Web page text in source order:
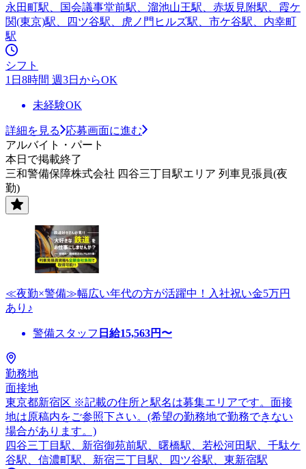
永田町駅、国会議事堂前駅、溜池山王駅、赤坂見附駅、霞ケ
関(東京)駅、四ツ谷駅、虎ノ門ヒルズ駅、市ケ谷駅、内幸町
駅
シフト
1日8時間 週3日からOK
未経験OK
詳細を見る
応募画面に進む
アルバイト・パート
本日で掲載終了
三和警備保障株式会社 四谷三丁目駅エリア 列車見張員(夜
勤)
≪夜勤×警備≫幅広い年代の方が活躍中！入社祝い金5万円
あり♪
警備スタッフ 日給15,563円〜
勤務地
面接地
東京都新宿区 ※記載の住所と駅名は募集エリアです。面接
地は原稿内をご参照下さい。(希望の勤務地で勤務できない
場合があります。)
四谷三丁目駅、新宿御苑前駅、曙橋駅、若松河田駅、千駄ケ
谷駅、信濃町駅、新宿三丁目駅、四ツ谷駅、東新宿駅